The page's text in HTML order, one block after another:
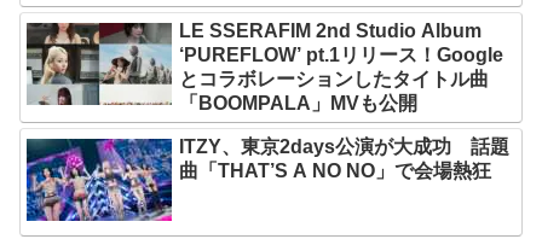
LE SSERAFIM 2nd Studio Album
‘PUREFLOW’ pt.1リリース！Google
とコラボレーションしたタイトル曲
「BOOMPALA」MVも公開
ITZY、東京2days公演が大成功 話題
曲「THAT’S A NO NO」で会場熱狂